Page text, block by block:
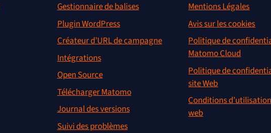
Gestionnaire de balises
Plugin WordPress
Créateur d’URL de campagne
Intégrations
Open Source
Télécharger Matomo
Journal des versions
Suivi des problèmes
Mentions Légales
Avis sur les cookies
Politique de
Matomo Cloud
Politique de
site Web
Conditions
web